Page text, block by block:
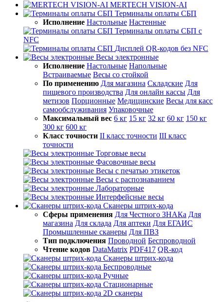
MERTECH VISION-AI
Терминалы оплаты СБП
Исполнение Настольные Настенные
Терминалы оплаты СБП с
NFC
Дисплей QR-кодов без NFC
Весы электронные
Исполнение Настольные Напольные
Встраиваемые Весы со стойкой
По применению Для магазина Складские Для
пищевого производства Для онлайн кассы Для
метизов Порционные Медицинские Весы для касс
самообслуживания Упаковочные
Максимальный вес 6 кг 15 кг 32 кг 60 кг 150 кг
300 кг 600 кг
Класс точности II класс точности III класс
точности
Торговые весы
Фасовочные весы
Весы с печатью этикеток
Весы с распознаванием
Лабораторные
Интерфейсные весы
Сканеры штрих-кода
Сферы применения Для Честного ЗНАКа Для
магазина Для склада Для аптеки Для ЕГАИС
Промышленные сканеры Для ПВЗ
Тип подключения Проводной Беспроводной
Чтение кодов DataMatrix PDF417 QR-код
Сканеры штрих-кода
Беспроводные
Ручные
Стационарные
2D сканеры